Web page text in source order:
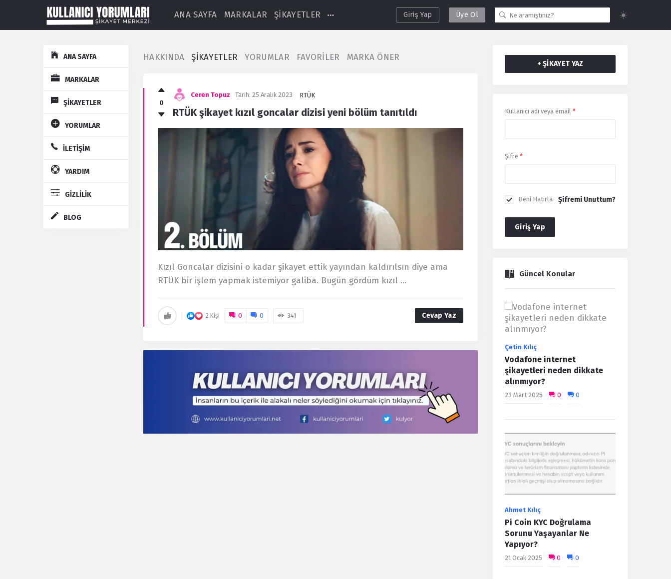
ANA SAYFA MARKALAR ŞİKAYETLER Giriş Yap Üye Ol
ExploreANA SAYFA
MARKALAR
ŞİKAYETLER
YORUMLAR
İLETİŞİM
YARDIM
GİZLİLİK
BLOG
HAKKINDA ŞİKAYETLER YORUMLAR FAVORİLER MARKA ÖNER
Yorumları
Latest
0
Ceren Topuz Tarih: 25 Aralık 2023 RTÜK
RTÜK şikayet kızıl goncalar dizisi yeni bölüm tanıtıldı
Kızıl Goncalar dizisini o kadar şikayet ettik yayından kaldırılsın diye ama
RTÜK bir işlem yapmak istemiyor galiba. Bugün gördüm kızıl ...
2 Kişi 0 0 341 Cevap Yaz
+ ŞİKAYET YAZ
Giriş
Kullanıcı adı veya email *
Şifre *
Beni Hatırla Şifremi Unuttum?
Giriş Yap
Güncel Konular
Çetin Kılıç
Vodafone internet
şikayetleri neden dikkate
alınmıyor?
23 Mart 2025 0 0
Ahmet Kılıç
Pi Coin KYC Doğrulama
Sorunu Yaşayanlar Ne
Yapıyor?
21 Ocak 2025 0 0